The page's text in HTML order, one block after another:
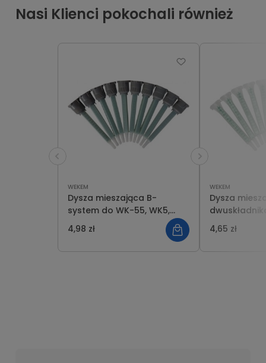
Nasi Klienci pokochali również
WEKEM
Dysza mieszająca B-
system do WK-55, WK5,
WS-362-025 WEKEM WS-17B
4,98 zł
WEKEM
Dysza
364-050,
WEKEM WS-
4,65 zł